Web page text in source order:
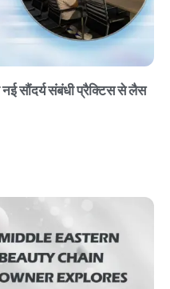
सौंदर्य संबंधी प्रैक्टिस से लैस